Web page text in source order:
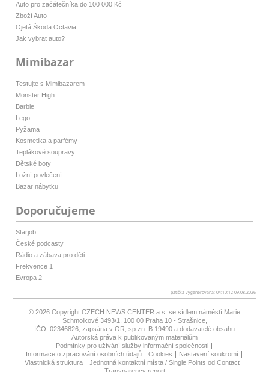
Auto pro začátečníka do 100 000 Kč
Zboží Auto
Ojetá Škoda Octavia
Jak vybrat auto?
Mimibazar
Testujte s Mimibazarem
Monster High
Barbie
Lego
Pyžama
Kosmetika a parfémy
Teplákové soupravy
Dětské boty
Ložní povlečení
Bazar nábytku
Doporučujeme
Starjob
České podcasty
Rádio a zábava pro děti
Frekvence 1
Evropa 2
patička vygenerovaná: 04:10:12 09.08.2026
© 2026 Copyright CZECH NEWS CENTER a.s. se sídlem náměstí Marie
Schmolkové 3493/1, 100 00 Praha 10 - Strašnice,
IČO: 02346826, zapsána v OR, sp.zn. B 19490 a dodavatelé obsahu
Autorská práva k publikovaným materiálům
Podmínky pro užívání služby informační společnosti
Informace o zpracování osobních údajů
Cookies
Nastavení soukromí
Vlastnická struktura
Jednotná kontaktní místa / Single Points od Contact